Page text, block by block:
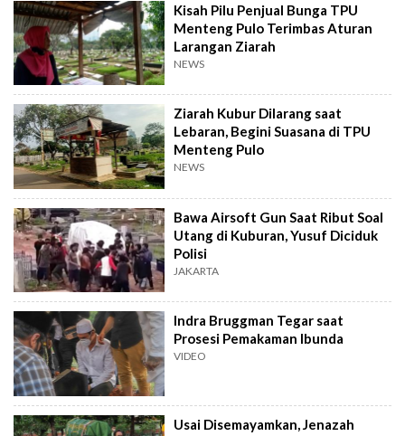
Kisah Pilu Penjual Bunga TPU
Menteng Pulo Terimbas Aturan
Larangan Ziarah
NEWS
Ziarah Kubur Dilarang saat
Lebaran, Begini Suasana di TPU
Menteng Pulo
NEWS
Bawa Airsoft Gun Saat Ribut Soal
Utang di Kuburan, Yusuf Diciduk
Polisi
JAKARTA
Indra Bruggman Tegar saat
Prosesi Pemakaman Ibunda
VIDEO
Usai Disemayamkan, Jenazah